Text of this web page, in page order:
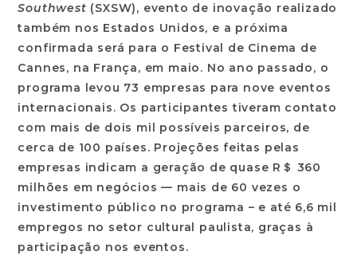
Southwest (SXSW), evento de inovação realizado
também nos Estados Unidos, e a próxima
confirmada será para o Festival de Cinema de
Cannes, na França, em maio. No ano passado, o
programa levou 73 empresas para nove eventos
internacionais. Os participantes tiveram contato
com mais de dois mil possíveis parceiros, de
cerca de 100 países. Projeções feitas pelas
empresas indicam a geração de quase R＄ 360
milhões em negócios — mais de 60 vezes o
investimento público no programa – e até 6,6 mil
empregos no setor cultural paulista, graças à
participação nos eventos.